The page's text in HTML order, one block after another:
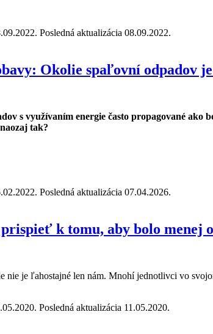
Posledná aktualizácia 08.09.2022.
Okolie spaľovní odpadov
s využívaním energie často propagované ako
tak?
Posledná aktualizácia 07.04.2026.
k tomu, aby bolo menej
nie je ľahostajné len nám. Mnohí jednotlivci vo
Posledná aktualizácia 11.05.2020.